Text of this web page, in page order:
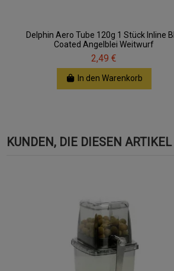
Delphin Aero Tube 120g 1 Stück Inline
Coated Angelblei Weitwurf
2,49 €
In den Warenkorb
KUNDEN, DIE DIESEN